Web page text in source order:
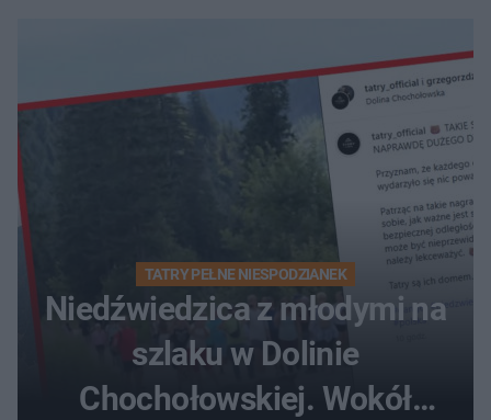
TATRY PEŁNE NIESPODZIANEK
Niedźwiedzica z młodymi na
szlaku w Dolinie
Chochołowskiej. Wokół